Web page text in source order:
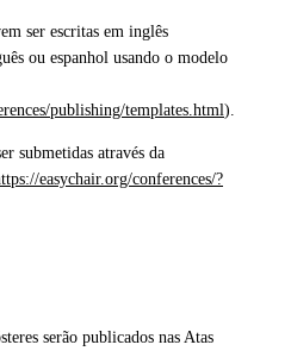
ser escritas em inglês
ou espanhol usando o modelo
publishing/templates.html).
submetidas através da
easychair.org/conferences/?
serão publicados nas Atas